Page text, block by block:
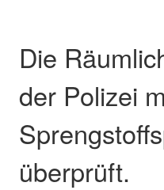
Die
der Polizei
überprüft.